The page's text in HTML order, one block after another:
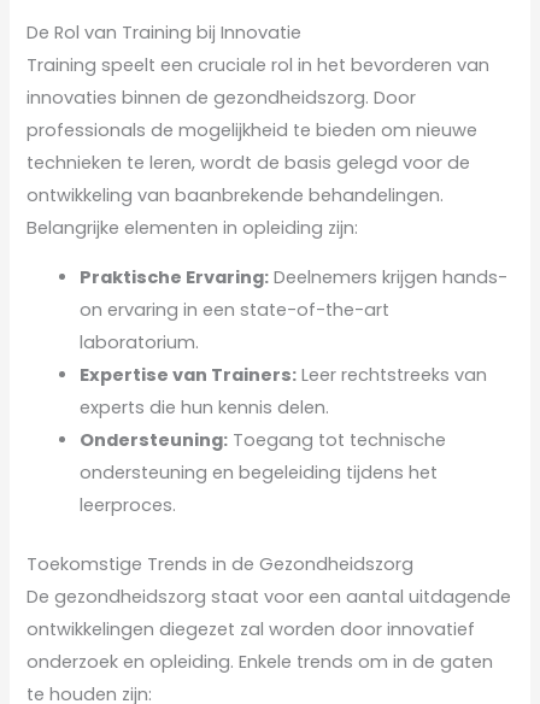
De Rol van Training bij Innovatie
Training speelt een cruciale rol in het bevorderen van
innovaties binnen de gezondheidszorg. Door
professionals de mogelijkheid te bieden om nieuwe
technieken te leren, wordt de basis gelegd voor de
ontwikkeling van baanbrekende behandelingen.
Belangrijke elementen in opleiding zijn:
Praktische Ervaring: Deelnemers krijgen hands-
on ervaring in een state-of-the-art
laboratorium.
Expertise van Trainers: Leer rechtstreeks van
experts die hun kennis delen.
Ondersteuning: Toegang tot technische
ondersteuning en begeleiding tijdens het
leerproces.
Toekomstige Trends in de Gezondheidszorg
De gezondheidszorg staat voor een aantal uitdagende
ontwikkelingen diegezet zal worden door innovatief
onderzoek en opleiding. Enkele trends om in de gaten
te houden zijn: